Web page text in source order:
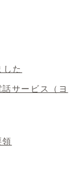
た
サービス（ヨ